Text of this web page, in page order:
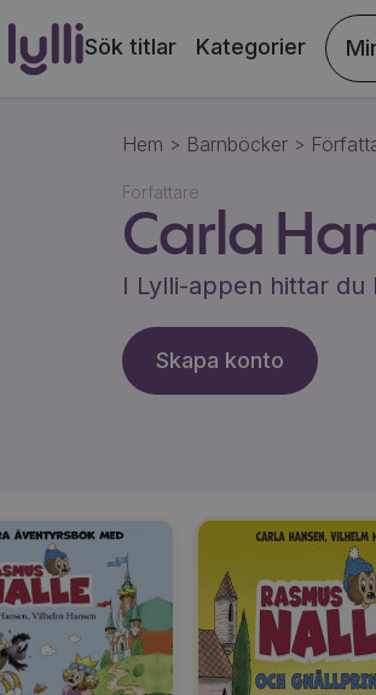
Sök titlar Kategorier
Hem > Barnböcker >
Författare
Carla
I Lylli-appen hittar
Skapa konto